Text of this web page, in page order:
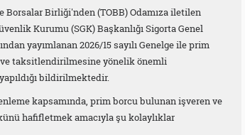
Borsalar Birliği'nden (TOBB) Odamıza iletilen
Kurumu (SGK) Başkanlığı Sigorta Genel
yayımlanan 2026/15 sayılı Genelge ile prim
ve taksitlendirilmesine yönelik önemli
bildirilmektedir.
kapsamında, prim borcu bulunan işveren ve
hafifletmek amacıyla şu kolaylıklar